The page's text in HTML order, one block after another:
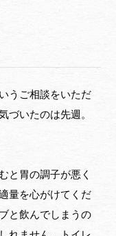
うご相談をいただ
づいたのは先週。
と胃の調子が悪く
量を心がけてくだ
と飲んでしまうの